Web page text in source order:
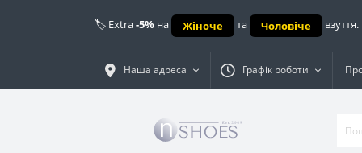
🏷️ Extra-5% на Жіноче та Чоловіче
Наша адреса Графік роботи